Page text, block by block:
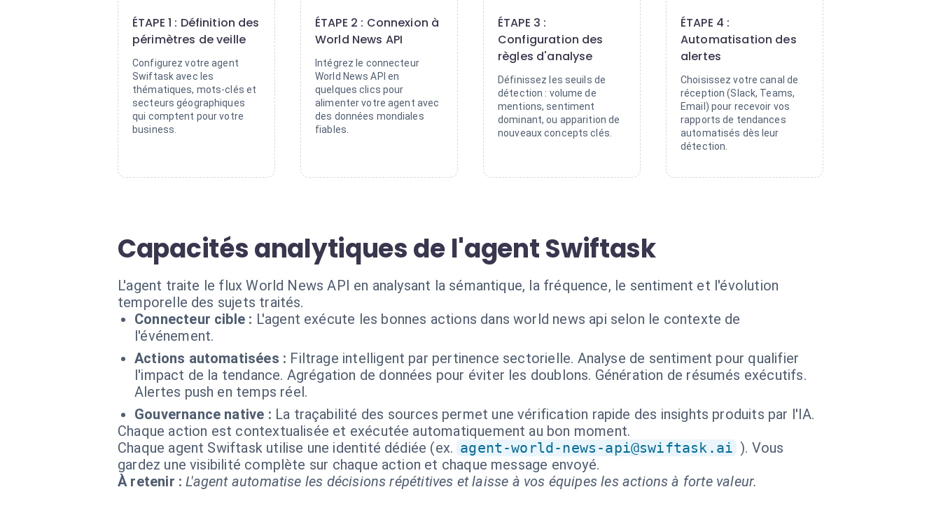
ÉTAPE 1 : Définition des
périmètres de veille
Configurez votre agent
Swiftask avec les
thématiques, mots-clés et
secteurs géographiques
qui comptent pour votre
business.
ÉTAPE 2 : Connexion à
World News API
Intégrez le connecteur
World News API en
quelques clics pour
alimenter votre agent avec
des données mondiales
fiables.
ÉTAPE 3 :
Configuration des
règles d'analyse
Définissez les seuils de
détection : volume de
mentions, sentiment
dominant, ou apparition de
nouveaux concepts clés.
ÉTAPE 4 :
Automatisation des
alertes
Choisissez votre canal de
réception (Slack, Teams,
Email) pour recevoir vos
rapports de tendances
automatisés dès leur
détection.
Capacités analytiques de l'agent Swiftask
L'agent traite le flux World News API en analysant la sémantique, la fréquence, le sentiment et l'évolution
temporelle des sujets traités.
Connecteur cible : L'agent exécute les bonnes actions dans world news api selon le contexte de
l'événement.
Actions automatisées : Filtrage intelligent par pertinence sectorielle. Analyse de sentiment pour qualifier
l'impact de la tendance. Agrégation de données pour éviter les doublons. Génération de résumés exécutifs.
Alertes push en temps réel.
Gouvernance native : La traçabilité des sources permet une vérification rapide des insights produits par l'IA.
Chaque action est contextualisée et exécutée automatiquement au bon moment.
Chaque agent Swiftask utilise une identité dédiée (ex. agent-world-news-api@swiftask.ai ). Vous
gardez une visibilité complète sur chaque action et chaque message envoyé.
À retenir : L'agent automatise les décisions répétitives et laisse à vos équipes les actions à forte valeur.